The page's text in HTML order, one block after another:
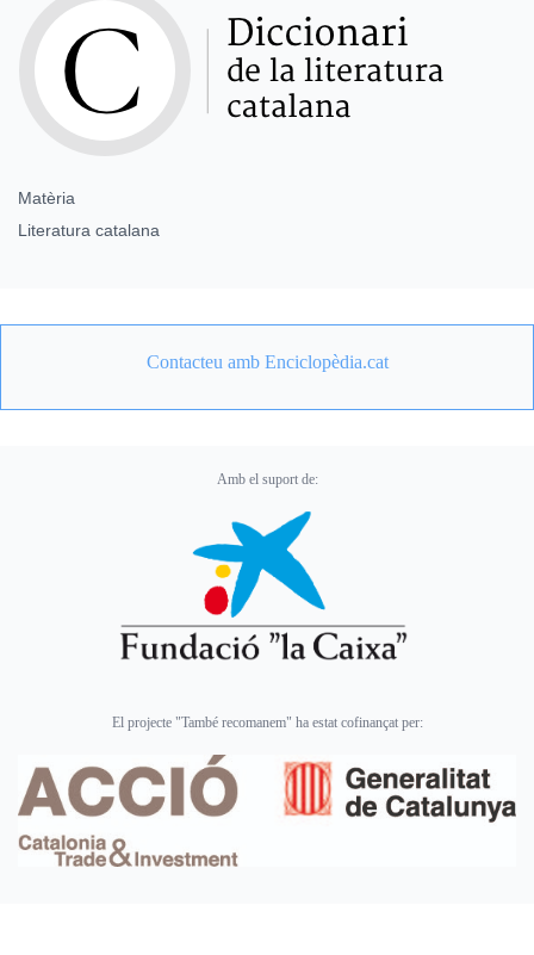
Matèria
Literatura catalana
Contacteu amb Enciclopèdia.cat
Amb el suport de:
El projecte "També recomanem" ha estat cofinançat per: